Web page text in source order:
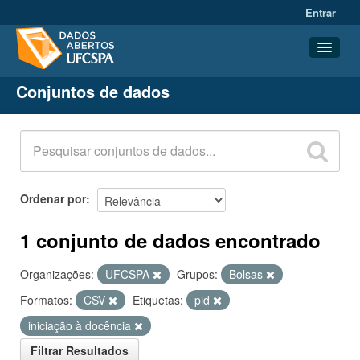
Entrar
Conjuntos de dados
Organizações
Grupos
Sobre
Conjuntos de dados
Ordenar por
1 conjunto de dados encontrado
Organizações: UFCSPA Grupos:
Bolsas
Formatos:
CSV Etiquetas:
pid
iniciação à docência
Filtrar Resultados